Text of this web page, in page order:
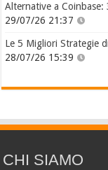
Alternative a Coinbase:
29/07/26 21:37
Le 5 Migliori Strategie
28/07/26 15:39
CHI SIAMO